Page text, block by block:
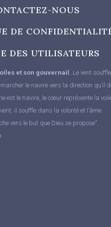
NOUS
DE
DES UTILISATEURS
et son gouvernail. Le vent souffle
le navire vers la direction qu’il
est le navire, le cœur représente la
il souffle dans la volonté et l’âme
vers le but que Dieu se propose”